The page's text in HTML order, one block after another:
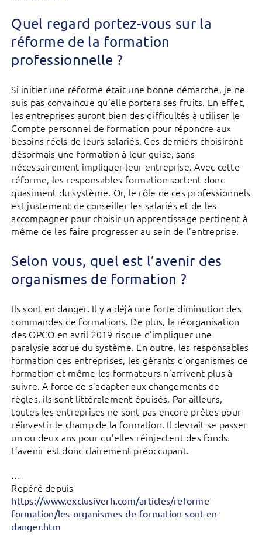
Quel regard portez-vous sur la
réforme de la formation
professionnelle ?
Si initier une réforme était une bonne démarche, je ne
suis pas convaincue qu’elle portera ses fruits. En effet,
les entreprises auront bien des difficultés à utiliser le
Compte personnel de formation pour répondre aux
besoins réels de leurs salariés. Ces derniers choisiront
désormais une formation à leur guise, sans
nécessairement impliquer leur entreprise. Avec cette
réforme, les responsables formation sortent donc
quasiment du système. Or, le rôle de ces professionnels
est justement de conseiller les salariés et de les
accompagner pour choisir un apprentissage pertinent à
même de les faire progresser au sein de l’entreprise.
Selon vous, quel est l’avenir des
organismes de formation ?
Ils sont en danger. Il y a déjà une forte diminution des
commandes de formations. De plus, la réorganisation
des OPCO en avril 2019 risque d’impliquer une
paralysie accrue du système. En outre, les responsables
formation des entreprises, les gérants d’organismes de
formation et même les formateurs n’arrivent plus à
suivre. A force de s’adapter aux changements de
règles, ils sont littéralement épuisés. Par ailleurs,
toutes les entreprises ne sont pas encore prêtes pour
réinvestir le champ de la formation. Il devrait se passer
un ou deux ans pour qu’elles réinjectent des fonds.
L’avenir est donc clairement préoccupant.
…
Repéré depuis
https://www.exclusiverh.com/articles/reforme-
formation/les-organismes-de-formation-sont-en-
danger.htm